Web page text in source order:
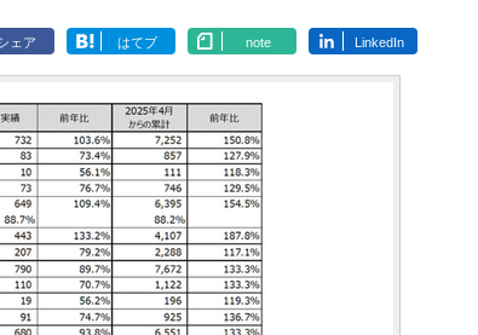
ェア はてブ note LinkedIn